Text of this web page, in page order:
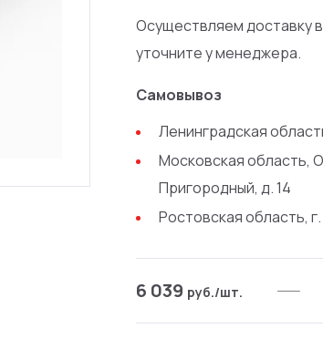
Осуществляем доставку
уточните у менеджера.
Самовывоз
Ленинградская
Московская область,
Пригородный, д. 14
Ростовская область,
6 039 руб./шт.